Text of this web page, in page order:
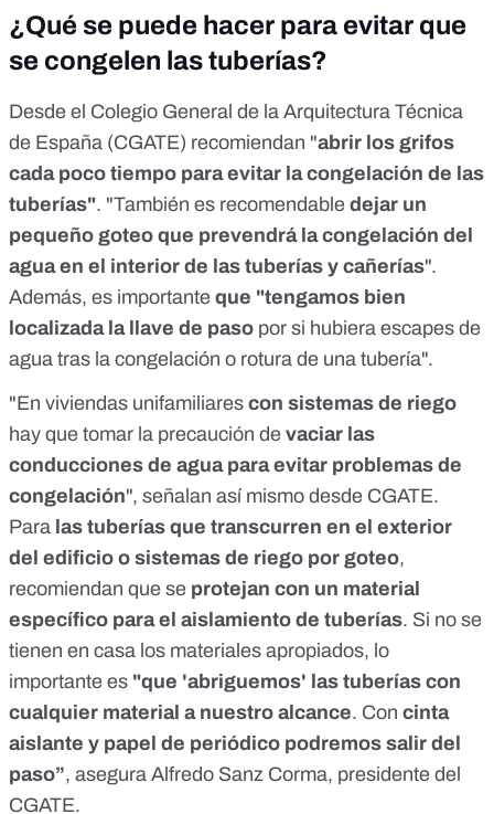
¿Qué se puede hacer para evitar que
se congelen las tuberías?
Desde el Colegio General de la Arquitectura Técnica
de España (CGATE) recomiendan "abrir los grifos
cada poco tiempo para evitar la congelación de las
tuberías". "También es recomendable dejar un
pequeño goteo que prevendrá la congelación del
agua en el interior de las tuberías y cañerías".
Además, es importante que "tengamos bien
localizada la llave de paso por si hubiera escapes de
agua tras la congelación o rotura de una tubería".
"En viviendas unifamiliares con sistemas de riego
hay que tomar la precaución de vaciar las
conducciones de agua para evitar problemas de
congelación", señalan así mismo desde CGATE.
Para las tuberías que transcurren en el exterior
del edificio o sistemas de riego por goteo,
recomiendan que se protejan con un material
específico para el aislamiento de tuberías. Si no se
tienen en casa los materiales apropiados, lo
importante es "que 'abriguemos' las tuberías con
cualquier material a nuestro alcance. Con cinta
aislante y papel de periódico podremos salir del
paso”, asegura Alfredo Sanz Corma, presidente del
CGATE.